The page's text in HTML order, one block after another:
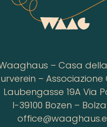
– Casa
–
Laubengasse 19A Via
I-39100 Bozen –